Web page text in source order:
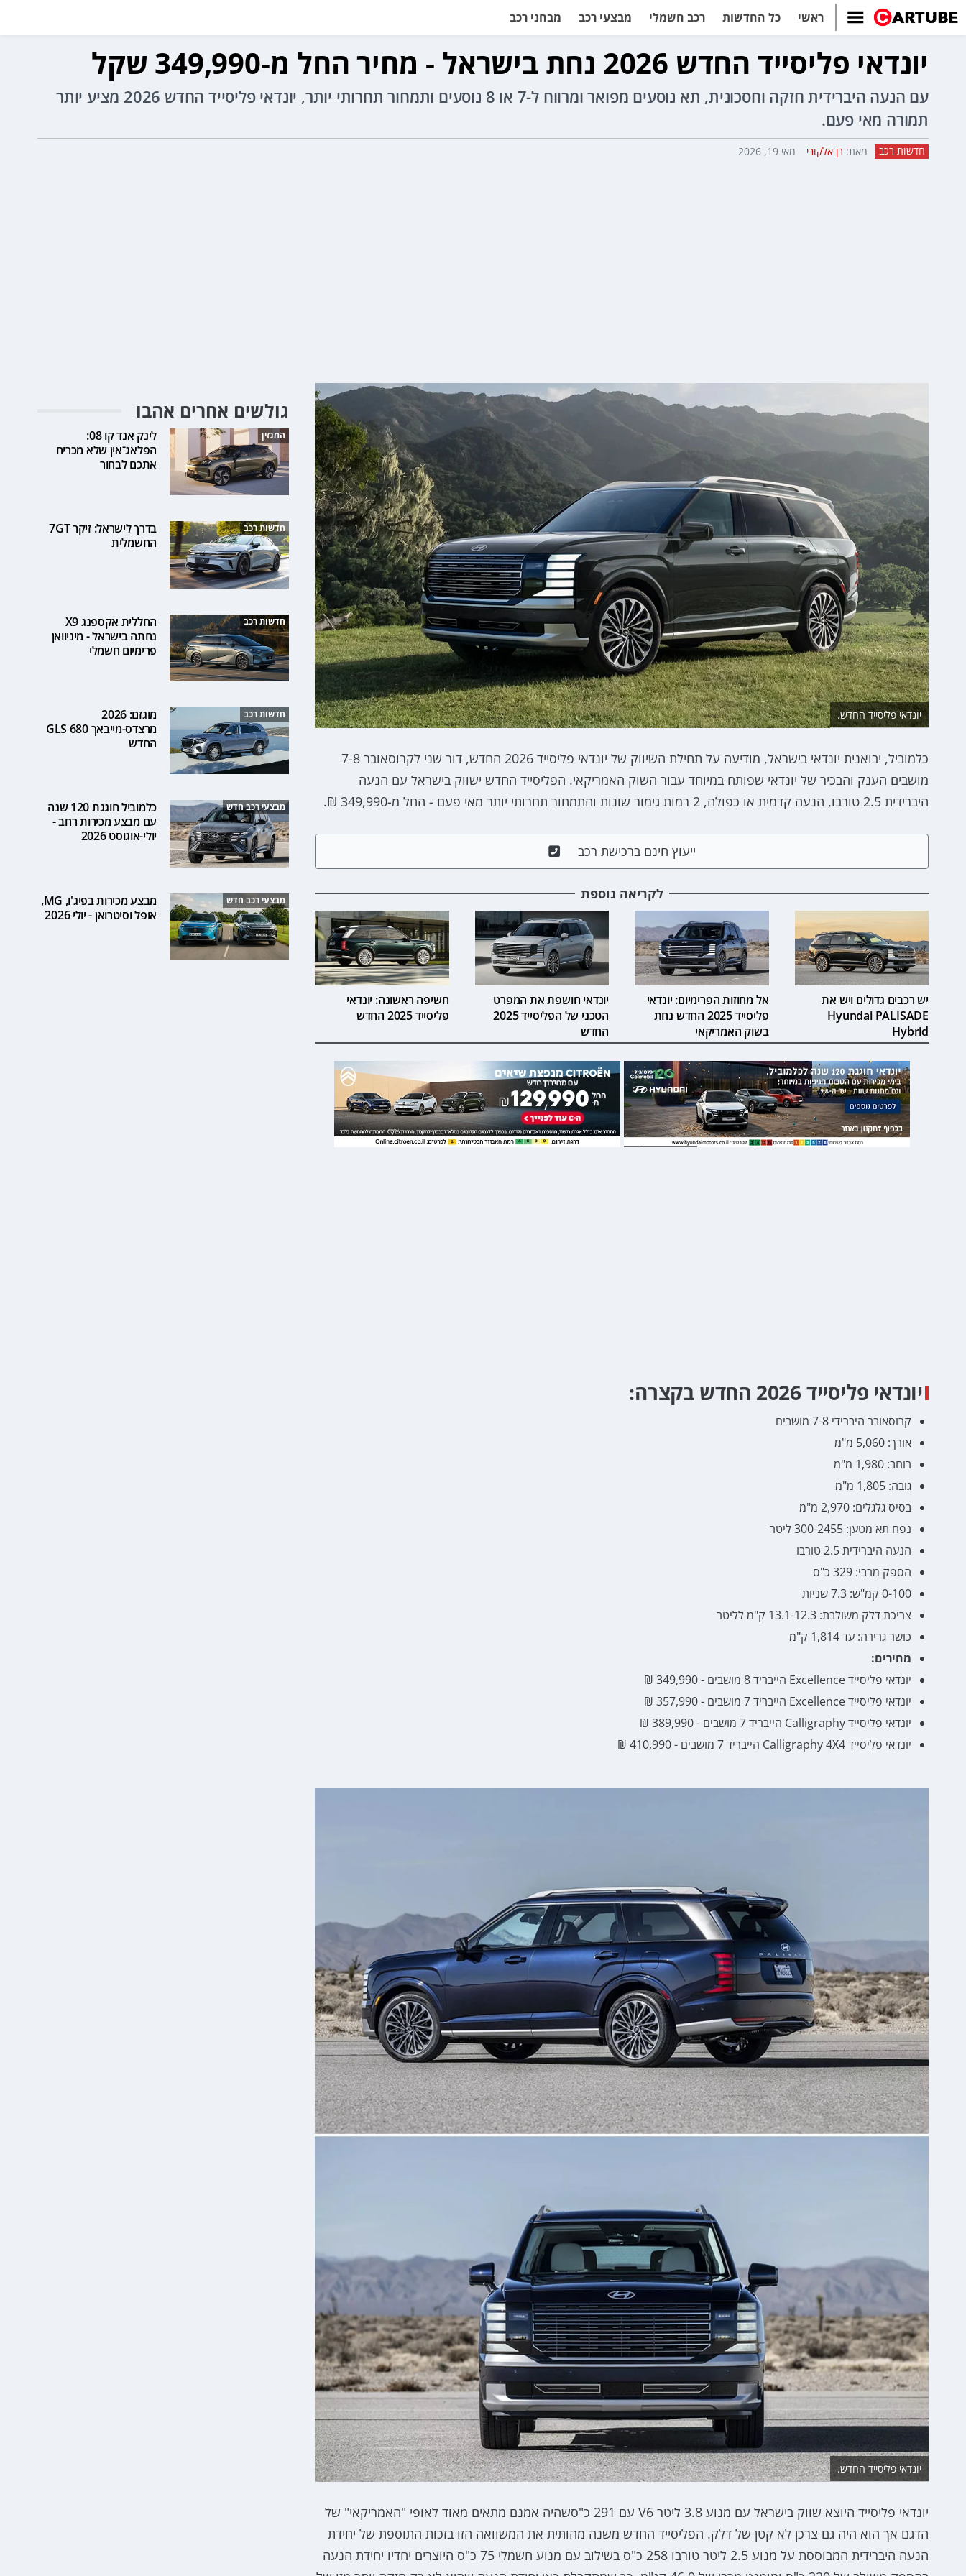
ראשי כל החדשות רכב חשמלי מבצעי רכב מבחני רכב
יונדאי פליסייד החדש 2026 נחת בישראל - מחיר החל מ-349,990 שקל
עם הנעה היברידית חזקה וחסכונית, תא נוסעים מפואר ומרווח ל-7 או 8 נוסעים ותמחור תחרותי יותר, יונדאי פליסייד החדש 2026 מציע יותר
תמורה מאי פעם.
חדשות רכב מאת: רן אלקובי מאי 19, 2026
יונדאי פליסייד החדש.
כלמוביל, יבואנית יונדאי בישראל, מודיעה על תחילת השיווק של יונדאי פליסייד 2026 החדש, דור שני לקרוסאובר 7-8
מושבים הענק והבכיר של יונדאי שפותח במיוחד עבור השוק האמריקאי. הפליסייד החדש ישווק בישראל עם הנעה
היברידית 2.5 טורבו, הנעה קדמית או כפולה, 2 רמות גימור שונות והתמחור תחרותי יותר מאי פעם - החל מ-349,990 ₪.
ייעוץ חינם ברכישת רכב
לקריאה נוספת
יש רכבים גדולים ויש את
Hyundai PALISADE
Hybrid
אל מחוזות הפרימיום: יונדאי
פליסייד 2025 החדש נחת
בשוק האמריקאי
יונדאי חושפת את המפרט
הטכני של הפליסייד 2025
החדש
חשיפה ראשונה: יונדאי
פליסייד 2025 החדש
יונדאי פליסייד 2026 החדש בקצרה:
קרוסאובר היברידי 7-8 מושבים
אורך: 5,060 מ"מ
רוחב: 1,980 מ"מ
גובה: 1,805 מ"מ
בסיס גלגלים: 2,970 מ"מ
נפח תא מטען: 300-2455 ליטר
הנעה היברידית 2.5 טורבו
הספק מרבי: 329 כ"ס
0-100 קמ"ש: 7.3 שניות
צריכת דלק משולבת: 13.1-12.3 ק"מ לליטר
כושר גרירה: עד 1,814 ק"מ
מחירים:
יונדאי פליסייד Excellence הייבריד 8 מושבים - 349,990 ₪
יונדאי פליסייד Excellence הייבריד 7 מושבים - 357,990 ₪
יונדאי פליסייד Calligraphy הייבריד 7 מושבים - 389,990 ₪
יונדאי פליסייד Calligraphy 4X4 הייבריד 7 מושבים - 410,990 ₪
יונדאי פליסייד החדש.
יונדאי פליסייד היוצא שווק בישראל עם מנוע 3.8 ליטר V6 עם 291 כ"סשהיה אמנם מתאים מאוד לאופי "האמריקאי" של
הדגם אך הוא היה גם צרכן לא קטן של דלק. הפליסייד החדש משנה מהותית את המשוואה הזו בזכות התוספת של יחידת
הנעה היברידית המבוססת על מנוע 2.5 ליטר טורבו 258 כ"ס בשילוב עם מנוע חשמלי 75 כ"ס היוצרים יחדיו יחידת הנעה
גולשים אחרים אהבו
המגזין
לינק אנד קו 08:
הפלאג־אין שלא מכריח
אתכם לבחור
חדשות רכב
בדרך לישראל: זיקר 7GT
החשמלית
חדשות רכב
החללית אקספנג X9
נחתה בישראל - מיניוואן
פרימיום חשמלי
חדשות רכב
מוגזם: 2026
מרצדס-מייבאך GLS 680
החדש
מבצעי רכב חדש
כלמוביל חוגגת 120 שנה
עם מבצע מכירות רחב -
יולי-אוגוסט 2026
מבצעי רכב חדש
מבצע מכירות בפיג'ו, MG,
אופל וסיטרואן - יולי 2026